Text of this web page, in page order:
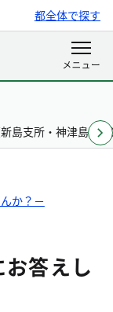
都全体で探す
島支所・神津島支
か？－
お答えし